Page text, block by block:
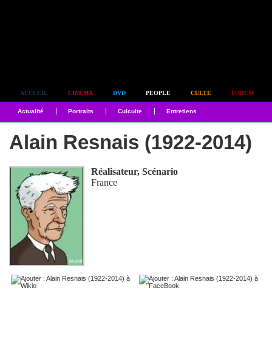
ACCUEIL CINÉMA DVD PEOPLE CULTE FORUM
Actualité Portraits Culculte Entretiens
Alain Resnais (1922-2014)
Réalisateur, Scénario
France